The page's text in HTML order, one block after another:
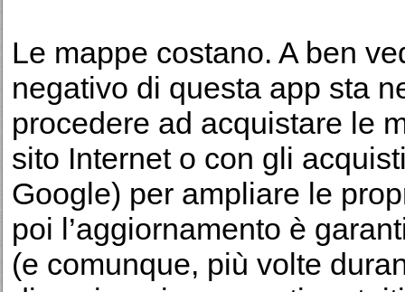
Le mappe costano. A ben
negativo di questa app sta
procedere ad acquistare le
sito Internet o con gli
Google) per ampliare le
poi l’aggiornamento è
(e comunque, più volte